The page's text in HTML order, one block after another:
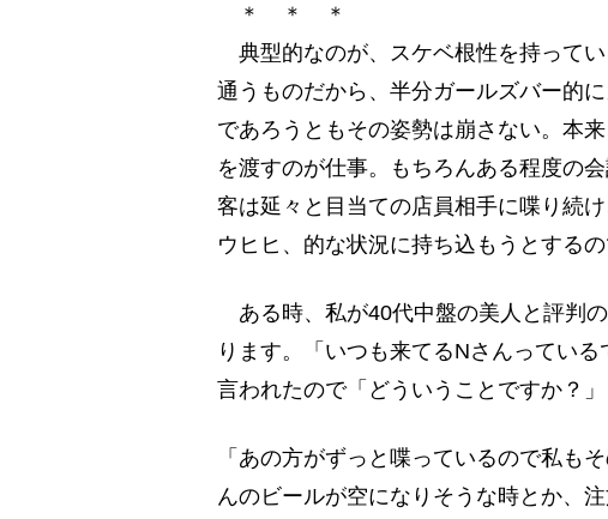
＊ ＊ ＊
典型的なのが、スケベ根性を持って
通うものだから、半分ガールズバー的
であろうともその姿勢は崩さない。本
を渡すのが仕事。もちろんある程度の
客は延々と目当ての店員相手に喋り続
ウヒヒ、的な状況に持ち込もうとするの
ある時、私が40代中盤の美人と評判
ります。「いつも来てるNさんってい
言われたので「どういうことですか？
「あの方がずっと喋っているので私も
んのビールが空になりそうな時とか、